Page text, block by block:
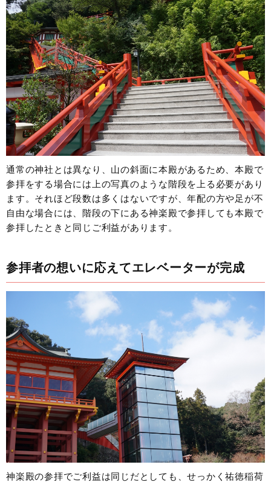
通常の神社とは異なり、山の斜面に本殿があるため、本殿で
参拝をする場合には上の写真のような階段を上る必要があり
ます。それほど段数は多くはないですが、年配の方や足が不
自由な場合には、階段の下にある神楽殿で参拝しても本殿で
参拝したときと同じご利益があります。
参拝者の想いに応えてエレベーターが完成
神楽殿の参拝でご利益は同じだとしても、せっかく祐徳稲荷